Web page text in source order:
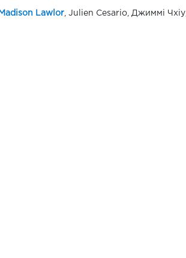
Lawlor, Julien Cesario, Джиммі Чхіу,